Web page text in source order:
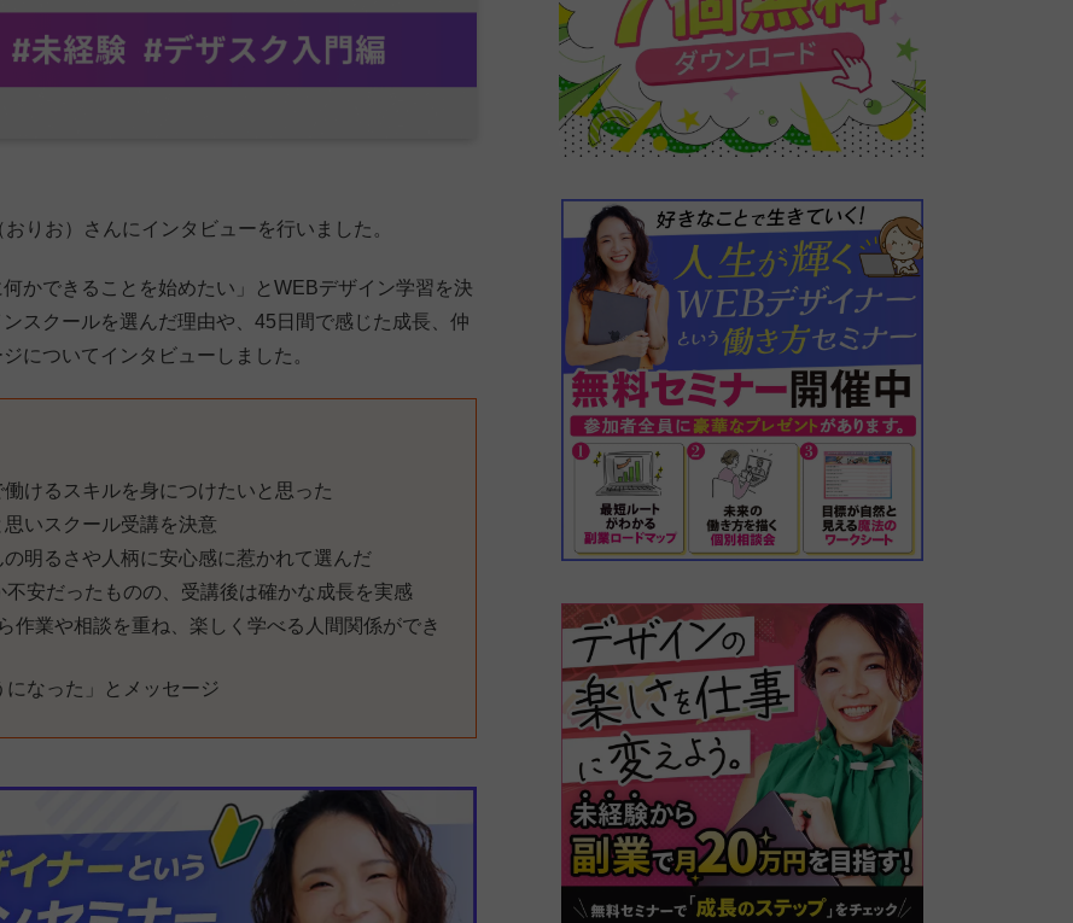
りお）さんにインタビューを行いました。
かできることを始めたい」とWEBデザイン学習を決
スクールを選んだ理由や、45日間で感じた成長、仲
についてインタビューしました。
けるスキルを身につけたいと思った
いスクール受講を決意
明るさや人柄に安心感に惹かれて選んだ
安だったものの、受講後は確かな成長を実感
作業や相談を重ね、楽しく学べる人間関係ができ
になった」とメッセージ